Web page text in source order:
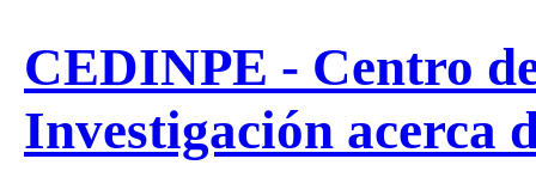
CEDINPE - Centro
Investigación acerca